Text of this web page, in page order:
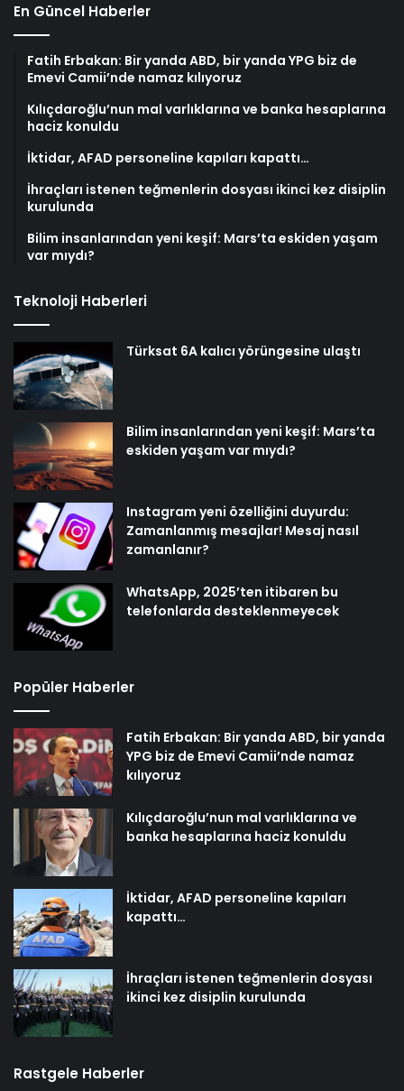
En Güncel Haberler
Fatih Erbakan: Bir yanda ABD, bir yanda YPG biz de
Emevi Camii’nde namaz kılıyoruz
Kılıçdaroğlu’nun mal varlıklarına ve banka hesaplarına
haciz konuldu
İktidar, AFAD personeline kapıları kapattı…
İhraçları istenen teğmenlerin dosyası ikinci kez disiplin
kurulunda
Bilim insanlarından yeni keşif: Mars’ta eskiden yaşam
var mıydı?
Teknoloji Haberleri
Türksat 6A kalıcı yörüngesine ulaştı
Bilim insanlarından yeni keşif: Mars’ta
eskiden yaşam var mıydı?
Instagram yeni özelliğini duyurdu:
Zamanlanmış mesajlar! Mesaj nasıl
zamanlanır?
WhatsApp, 2025’ten itibaren bu
telefonlarda desteklenmeyecek
Popüler Haberler
Fatih Erbakan: Bir yanda ABD, bir yanda
YPG biz de Emevi Camii’nde namaz
kılıyoruz
Kılıçdaroğlu’nun mal varlıklarına ve
banka hesaplarına haciz konuldu
İktidar, AFAD personeline kapıları
kapattı…
İhraçları istenen teğmenlerin dosyası
ikinci kez disiplin kurulunda
Rastgele Haberler